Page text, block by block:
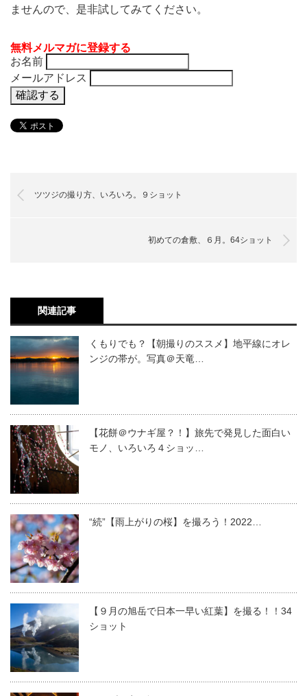
ませんので、是非試してみてください。
無料メルマガに登録する
お名前
メールアドレス
ツツジの撮り方、いろいろ。９ショット
初めての倉敷、６月。64ショット
関連記事
くもりでも？【朝撮りのススメ】地平線にオレ
ンジの帯が。写真＠天竜…
【花餅＠ウナギ屋？！】旅先で発見した面白い
モノ、いろいろ４ショッ…
“続”【雨上がりの桜】を撮ろう！2022…
【９月の旭岳で日本一早い紅葉】を撮る！！34
ショット